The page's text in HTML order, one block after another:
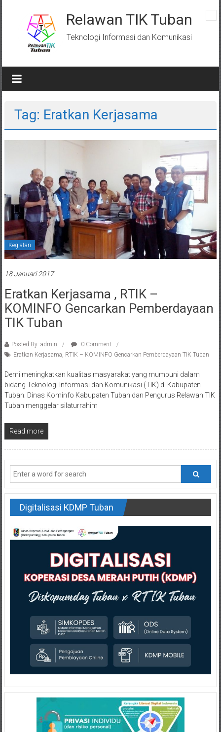
Relawan TIK Tuban
Teknologi Informasi dan Komunikasi
Tag: Eratkan Kerjasama
Kegiatan
18 Januari 2017
Eratkan Kerjasama , RTIK –
KOMINFO Gencarkan Pemberdayaan
TIK Tuban
Posted By: admin
0 Comment
Eratkan Kerjasama RTIK – KOMINFO Gencarkan Pemberdayaan TIK Tuban
Demi meningkatkan kualitas masyarakat yang mumpuni dalam
bidang Teknologi Informasi dan Komunikasi (TIK) di Kabupaten
Tuban. Dinas Kominfo Kabupaten Tuban dan Pengurus Relawan TIK
Tuban menggelar silaturrahim
Read more
Digitalisasi KDMP Tuban